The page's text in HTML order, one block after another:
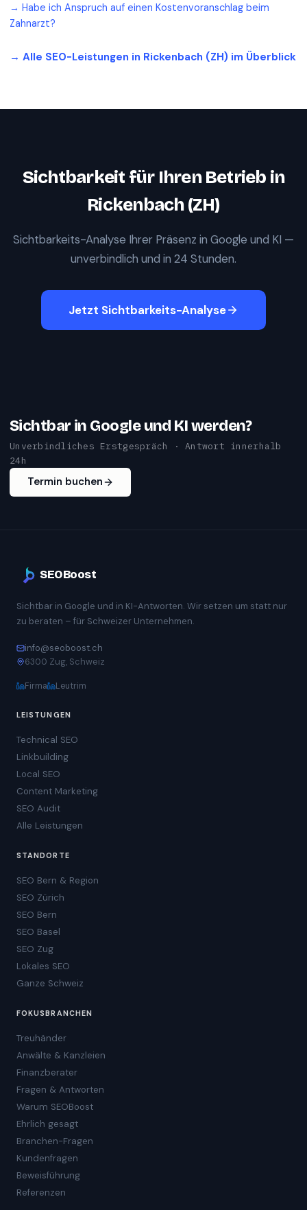
→ Habe ich Anspruch auf einen Kostenvoranschlag beim
Zahnarzt?
→ Alle SEO-Leistungen in Rickenbach (ZH) im Überblick
Sichtbarkeit für Ihren Betrieb in
Rickenbach (ZH)
Sichtbarkeits-Analyse Ihrer Präsenz in Google und KI —
unverbindlich und in 24 Stunden.
Jetzt Sichtbarkeits-Analyse
Sichtbar in Google und KI werden?
Unverbindliches Erstgespräch · Antwort innerhalb
24h
Termin buchen
SEOBoost
Sichtbar in Google und in KI-Antworten. Wir setzen um statt nur
zu beraten – für Schweizer Unternehmen.
info@seoboost.ch
6300 Zug, Schweiz
Firma Leutrim
LEISTUNGEN
Technical SEO
Linkbuilding
Local SEO
Content Marketing
SEO Audit
Alle Leistungen
STANDORTE
SEO Bern & Region
SEO Zürich
SEO Bern
SEO Basel
SEO Zug
Lokales SEO
Ganze Schweiz
FOKUSBRANCHEN
Treuhänder
Anwälte & Kanzleien
Finanzberater
Fragen & Antworten
Warum SEOBoost
Ehrlich gesagt
Branchen-Fragen
Kundenfragen
Beweisführung
Referenzen